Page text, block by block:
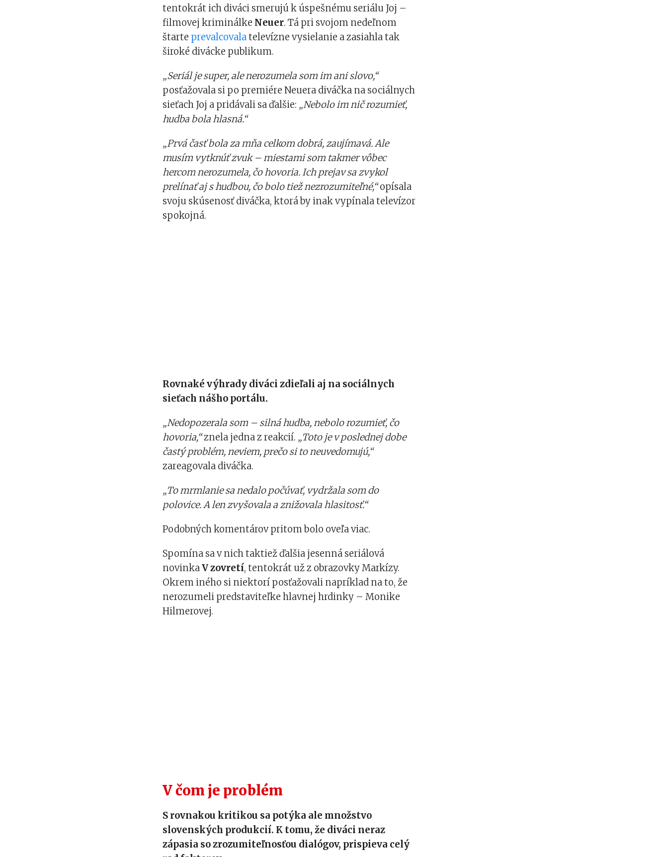
tentokrát ich diváci smerujú k úspešnému seriálu Joj –
filmovej kriminálke Neuer. Tá pri svojom nedeľnom
štarte prevalcovalatelevízne vysielanie a zasiahla tak
široké divácke publikum.
„Seriál je super, ale nerozumela som im ani slovo,“
posťažovala si po premiére Neuera diváčka na sociálnych
sieťach Joj a pridávali sa ďalšie: „Nebolo im nič rozumieť,
hudba bola hlasná.“
„Prvá časť bola za mňa celkom dobrá, zaujímavá. Ale
musím vytknúť zvuk – miestami som takmer vôbec
hercom nerozumela, čo hovoria. Ich prejav sa zvykol
prelínať aj s hudbou, čo bolo tiež nezrozumiteľné,“opísala
svoju skúsenosť diváčka, ktorá by inak vypínala televízor
spokojná.
Rovnaké výhrady diváci zdieľali aj na sociálnych
sieťach nášho portálu.
„Nedopozerala som – silná hudba, nebolo rozumieť, čo
hovoria,“znela jedna z reakcií. „Toto je v poslednej dobe
častý problém, neviem, prečo si to neuvedomujú,“
zareagovala diváčka.
„To mrmlanie sa nedalo počúvať, vydržala som do
polovice. A len zvyšovala a znižovala hlasitosť.“
Podobných komentárov pritom bolo oveľa viac.
Spomína sa v nich taktiež ďalšia jesenná seriálová
novinkaV zovretí, tentokrát už z obrazovky Markízy.
Okrem iného si niektorí posťažovali napríklad na to, že
nerozumeli predstaviteľke hlavnej hrdinky – Monike
Hilmerovej.
V čom je problém
S rovnakou kritikou sa potýka ale množstvo
slovenských produkcií. K tomu, že diváci neraz
zápasia so zrozumiteľnosťou dialógov, prispieva celý